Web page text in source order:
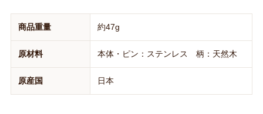
商品重量 約47g
原材料 本体・ピン：ステンレス 柄：天然木
原産国 日本